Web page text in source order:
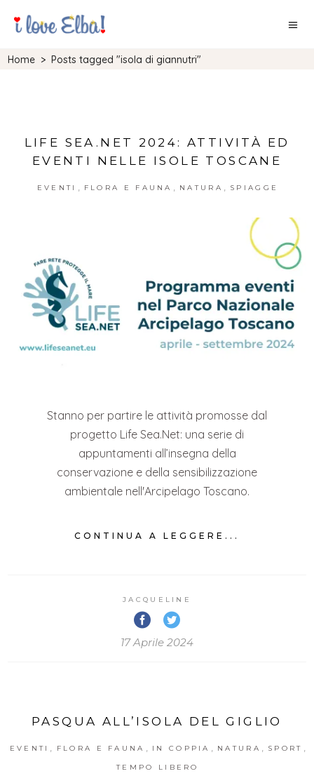
Home >Posts tagged "isola di giannutri"
LIFE SEA.NET 2024: ATTIVITÀ ED
EVENTI NELLE ISOLE TOSCANE
EVENTI , FLORA E FAUNA , NATURA , SPIAGGE
Stanno per partire le attività promosse dal
progetto Life Sea.Net: una serie di
appuntamenti all’insegna della
conservazione e della sensibilizzazione
ambientale nell'Arcipelago Toscano.
CONTINUA A LEGGERE...
JACQUELINE
17 Aprile 2024
PASQUA ALL’ISOLA DEL GIGLIO
EVENTI FLORA E FAUNA IN COPPIA NATURA SPORT
TEMPO LIBERO